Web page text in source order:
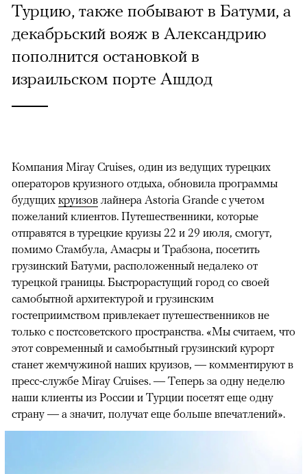
Турцию, также побывают в Батуми, а
декабрьский вояж в Александрию
пополнится остановкой в
израильском порте Ашдод
Компания Miray Cruises, один из ведущих турецких
операторов круизного отдыха, обновила программы
будущих круизов лайнера Astoria Grande с учетом
пожеланий клиентов. Путешественники, которые
отправятся в турецкие круизы 22 и 29 июля, смогут,
помимо Стамбула, Амасры и Трабзона, посетить
грузинский Батуми, расположенный недалеко от
турецкой границы. Быстрорастущий город со своей
самобытной архитектурой и грузинским
гостеприимством привлекает путешественников не
только с постсоветского пространства. «Мы считаем, что
этот современный и самобытный грузинский курорт
станет жемчужиной наших круизов, — комментируют в
пресс-службе Miray Cruises. — Теперь за одну неделю
наши клиенты из России и Турции посетят еще одну
страну — а значит, получат еще больше впечатлений».